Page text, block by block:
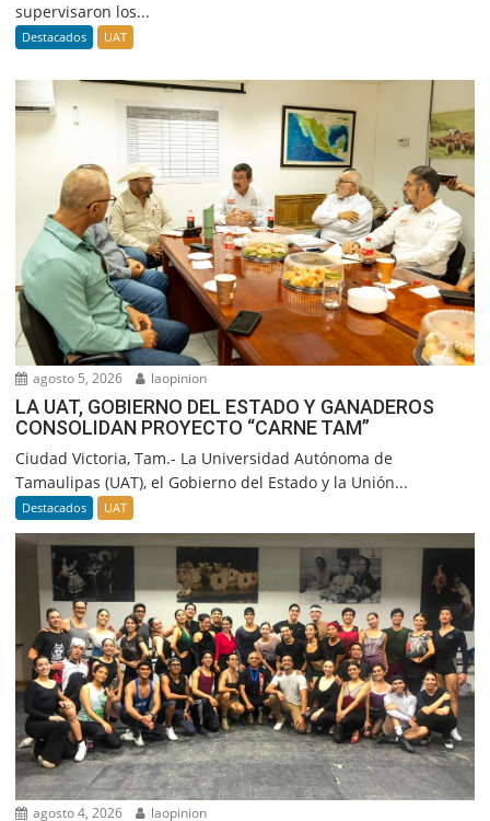
supervisaron los...
Destacados UAT
agosto 5, 2026 laopinion
LA UAT, GOBIERNO DEL ESTADO Y GANADEROS
CONSOLIDAN PROYECTO “CARNE TAM”
Ciudad Victoria, Tam.- La Universidad Autónoma de
Tamaulipas (UAT), el Gobierno del Estado y la Unión...
Destacados UAT
agosto 4, 2026 laopinion